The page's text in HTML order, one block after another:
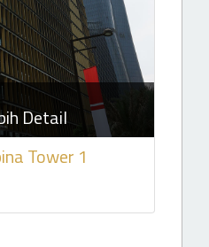
Detail
Tower 1